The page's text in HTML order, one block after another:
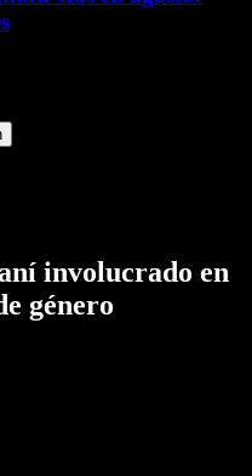
involucrado en
género